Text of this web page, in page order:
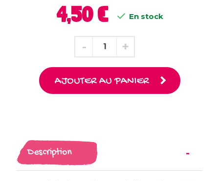
4,50 €  En stock
AJOUTER AU PANIER
Description